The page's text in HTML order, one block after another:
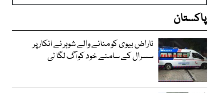
پاکستان
ناراض بیوی کو منانے والے شوہر نے انکار پر
سسرال کے سامنے خود کو آگ لگا لی